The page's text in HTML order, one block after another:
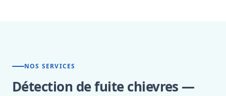
NOS SERVICES
Détection de fuite chievres —